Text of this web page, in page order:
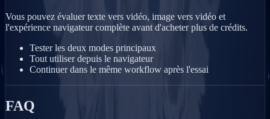
Vous pouvez évaluer texte vers vidéo, image vers vidéo et
l'expérience navigateur complète avant d'acheter plus de crédits.
Tester les deux modes principaux
Tout utiliser depuis le navigateur
Continuer dans le même workflow après l'essai
FAQ